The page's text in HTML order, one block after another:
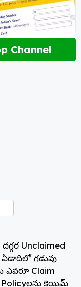
Channel
Unclaimed
ఏడాదిలో గడువు
ఎవరూ Claim
క్లెయిమ్